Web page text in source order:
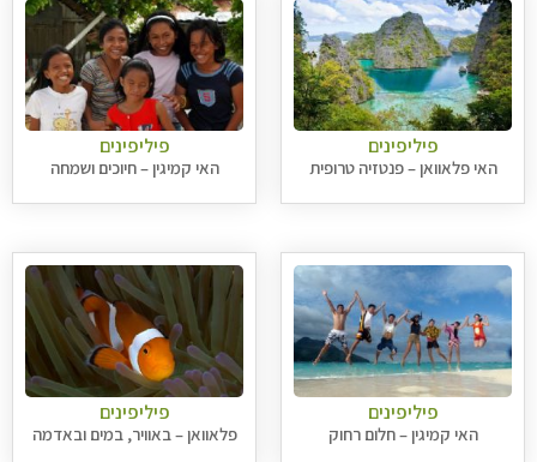
פיליפינים
האי פלאוואן – פנטזיה טרופית
פיליפינים
האי קמיגין – חיוכים ושמחה
פיליפינים
האי קמיגין – חלום רחוק
פיליפינים
פלאוואן – באוויר, במים ובאדמה